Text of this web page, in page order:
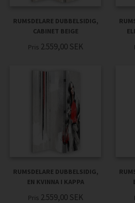
RUMSDELARE DUBBELSIDIG,
CABINET BEIGE
Pris 2.559,00 SEK
RUMSDELARE DUBBELSIDIG,
EN KVINNA I KAPPA
Pris 2.559,00 SEK